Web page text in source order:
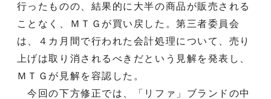
行ったものの、結果的に大半の商品が販売される
ことなく、ＭＴＧが買い戻した。第三者委員会
は、４カ月間で行われた会計処理について、売り
上げは取り消されるべきだという見解を発表し、
ＭＴＧが見解を容認した。
今回の下方修正では、「リファ」ブランドの中